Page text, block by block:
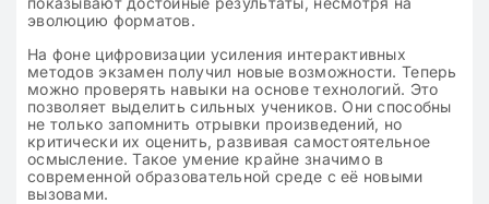
эволюцию форматов.
На фоне цифровизации усиления интерактивных
методов экзамен получил новые возможности. Теперь
можно проверять навыки на основе технологий. Это
позволяет выделить сильных учеников. Они способны
не только запомнить отрывки произведений, но
критически их оценить, развивая самостоятельное
осмысление. Такое умение крайне значимо в
современной образовательной среде с её новыми
вызовами.